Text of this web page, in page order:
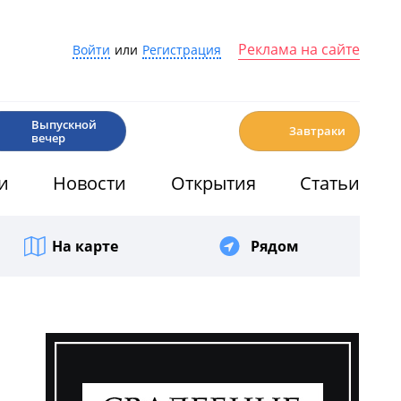
Войти или Регистрация Реклама на сайте
Выпускной
вечер
Завтраки
Новости Открытия Статьи
На карте Рядом